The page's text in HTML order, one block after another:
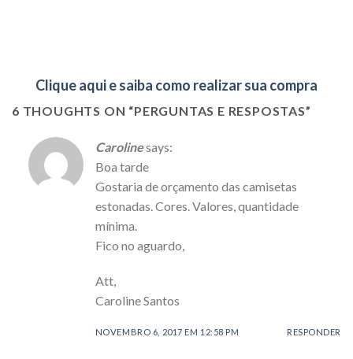
Clique aqui e saiba como realizar sua compra
6 THOUGHTS ON “PERGUNTAS E RESPOSTAS”
Carolinesays:
Boa tarde
Gostaria de orçamento das camisetas
estonadas. Cores. Valores, quantidade
mínima.
Fico no aguardo,
Att,
Caroline Santos
NOVEMBRO 6, 2017 EM 12:58 PM RESPONDER